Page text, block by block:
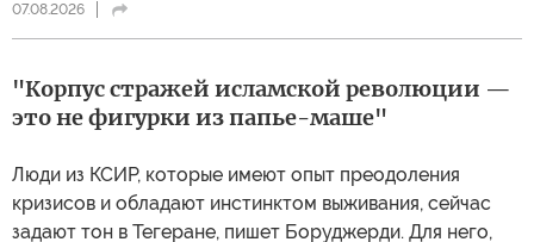
07.08.2026
"Корпус стражей исламской революции —
это не фигурки из папье-маше"
Люди из КСИР, которые имеют опыт преодоления
кризисов и обладают инстинктом выживания, сейчас
задают тон в Тегеране, пишет Боруджерди. Для него,